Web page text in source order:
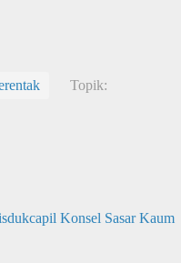
Topik:
Konsel Sasar Kaum